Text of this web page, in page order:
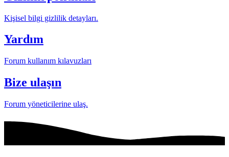
Kişisel bilgi gizlilik detayları.
Yardım
Forum kullanım kılavuzları
Bize ulaşın
Forum yöneticilerine ulaş.